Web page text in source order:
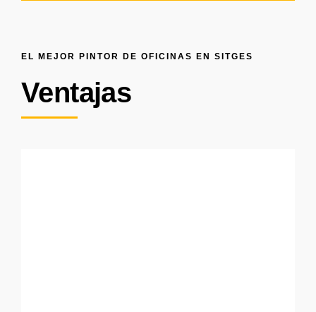
EL MEJOR PINTOR DE OFICINAS EN SITGES
Ventajas